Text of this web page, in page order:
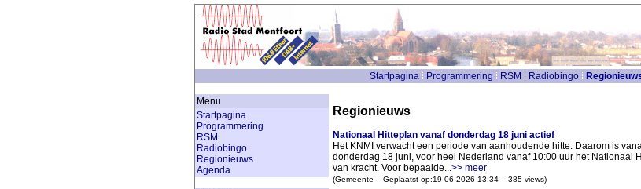
Startpagina Programmering RSM Radiobingo
Menu
Startpagina
Programmering
RSM
Radiobingo
Regionieuws
Agenda
Regionieuws
Nationaal Hitteplan vanaf donderdag 18 juni actief
Het KNMI verwacht een periode van aanhoudende hitte. Daarom is
donderdag 18 juni, voor heel Nederland vanaf 10:00 uur het Nationaal
van kracht. Voor bepaalde... >> meer
(Gemeente -- Geplaatst op:19-06-2026 13:34 -- 385 views)